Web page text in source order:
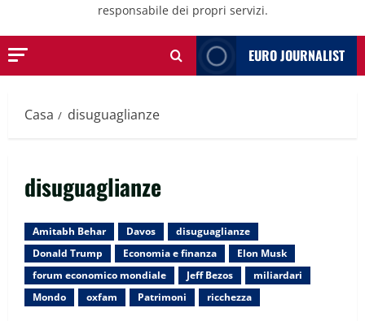
responsabile dei propri servizi.
EURO JOURNALIST
Casa disuguaglianze
disuguaglianze
Amitabh Behar Davos
disuguaglianze
Donald Trump
Economia e finanza
Elon Musk
forum economico mondiale
Jeff Bezos
miliardari
Mondo
oxfam Patrimoni ricchezza